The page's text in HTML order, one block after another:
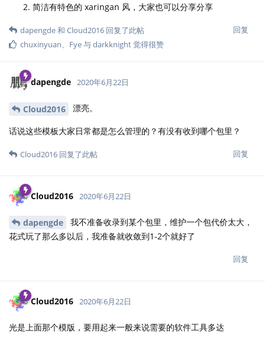
简洁有特色的 xaringan 风，大家也可以分享分享
回复
dapengde和 Cloud2016 回复了此帖
chuxinyuan、 Fye与darkknight觉得很赞
dapengde 2020年6月22日
Cloud2016 漂亮。
话说这些模板大家日常都是怎么管理的？有没有收到哪个包里？
回复
Cloud2016 回复了此帖
Cloud2016 2020年6月22日
dapengde
我不准备收录到某个包里，维护一个包代价太大，
花式玩了那么多以后，我准备就收敛到1-2个就好了
回复
Cloud2016 2020年6月22日
光是上面那个模版，要用起来一般来说需要的软件工具多达